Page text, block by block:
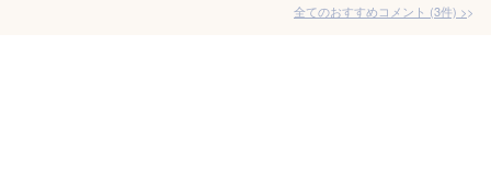
全てのおすすめコメント (3件) >